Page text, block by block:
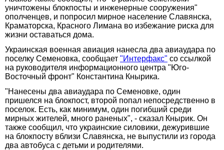
уничтожены блокпосты и инженерные сооружения"
ополченцев, и попросил мирное население Славянска,
Краматорска, Красного Лимана во избежание риска для
жизни оставаться дома.
Украинская военная авиация нанесла два авиаудара по
поселку Семеновка, сообщает "Интерфакс" со ссылкой
на руководителя информационного центра "Юго-
Восточный фронт" Константина Кнырика.
"Нанесены два авиаудара по Семеновке, один
пришелся на блокпост, второй попал непосредственно в
поселок. Есть, как минимум, один погибший среди
мирных жителей, много раненых", - сказал Кнырик. Он
также сообщил, что украинские силовики, дежурившие
на блокпосту вблизи Славянска, не выпустили из города
два автобуса с детьми и родителями.